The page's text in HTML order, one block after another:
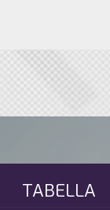
TABELLA